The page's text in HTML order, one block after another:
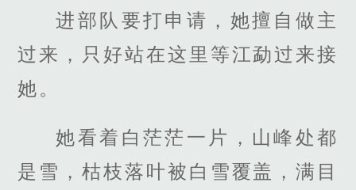
进部队要打申请，她擅自做主
过来，只好站在这里等江勐过来接
她。
她看着白茫茫一片，山峰处都
是雪，枯枝落叶被白雪覆盖，满目